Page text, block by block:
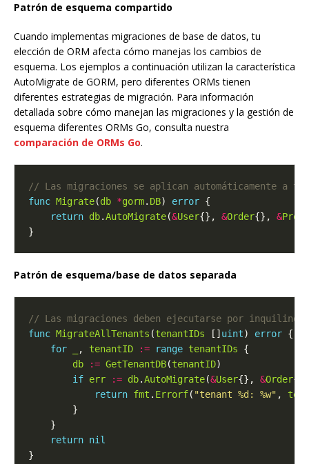
Patrón de esquema compartido
Cuando implementas migraciones de base de datos, tu
elección de ORM afecta cómo manejas los cambios de
esquema. Los ejemplos a continuación utilizan la característica
AutoMigrate de GORM, pero diferentes ORMs tienen
diferentes estrategias de migración. Para información
detallada sobre cómo manejan las migraciones y la gestión de
esquema diferentes ORMs Go, consulta nuestra
comparación de ORMs Go.
func Migrate(db *gorm. DB) error
return db.AutoMigrate(&User{}, &Order{}, &
Patrón de esquema/base de datos separada
func MigrateAllTenants (tenantIDs [] uint) error
for
, tenantID := range tenantIDs
db
:= GetTenantDB(tenantID
if err := db.AutoMigrate(&User{}, &Order
return fmt . Errorf( "tenant %d: %w" ,
return nil